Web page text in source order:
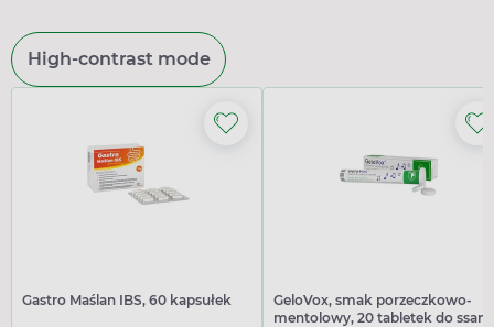
High-contrast mode
Gastro Maślan IBS, 60 kapsułek
GeloVox, smak porzeczkowo-
mentolowy, 20 tabletek do